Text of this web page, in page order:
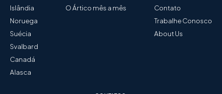
Islândia
Noruega
Suécia
Svalbard
Canadá
Alasca
O Ártico mês a mês
Contato
Trabalhe Conosco
About Us